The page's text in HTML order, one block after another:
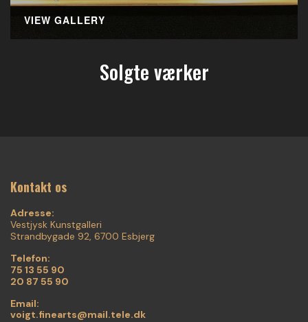
VIEW GALLERY
Solgte værker
Kontakt os
Adresse:
Vestjysk Kunstgalleri
Strandbygade 92, 6700 Esbjerg
Telefon:
75 13 55 90
20 87 55 90
Email:
voigt.finearts@mail.tele.dk